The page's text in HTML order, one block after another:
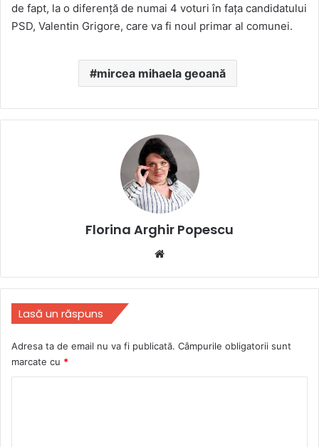
de fapt, la o diferență de numai 4 voturi în fața candidatului
PSD, Valentin Grigore, care va fi noul primar al comunei.
mircea mihaela geoană
Florina Arghir Popescu
Lasă un răspuns
Adresa ta de email nu va fi publicată. Câmpurile obligatorii sunt
marcate cu *